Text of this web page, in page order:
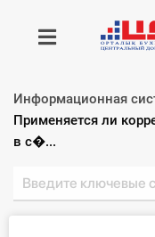
Получить
Главная ИС
Информационная
Текущий:
Применяется ли
в с�...